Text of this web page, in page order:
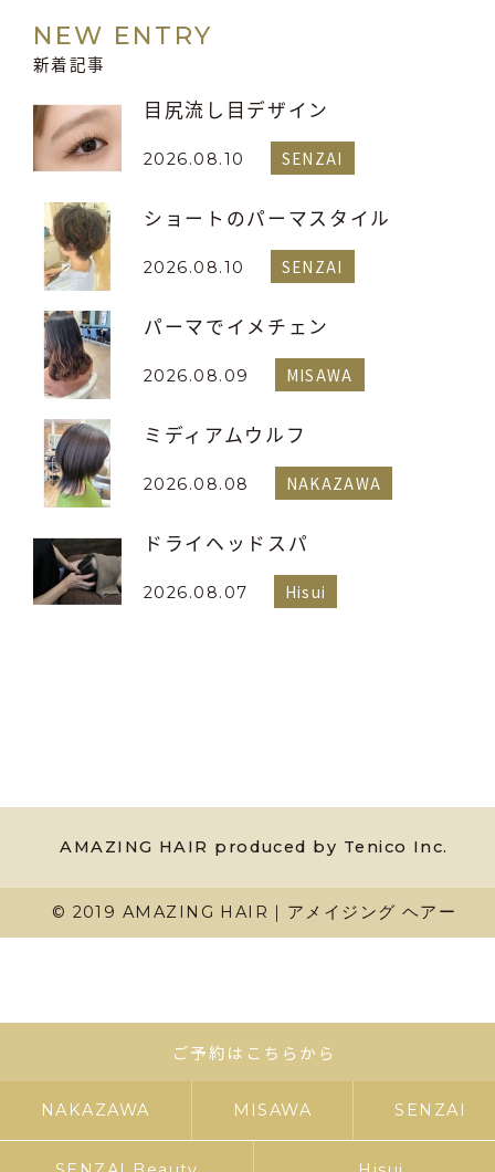
NEW ENTRY
新着記事
目尻流し目デザイン
2026.08.10 SENZAI
ショートのパーマスタイル
2026.08.10 SENZAI
パーマでイメチェン
2026.08.09 MISAWA
ミディアムウルフ
2026.08.08 NAKAZAWA
ドライヘッドスパ
2026.08.07 Hisui
AMAZING HAIR produced by Tenico Inc.
© 2019 AMAZING HAIR｜アメイジング ヘアー
ご予約はこちらから
NAKAZAWA MISAWA SENZAI